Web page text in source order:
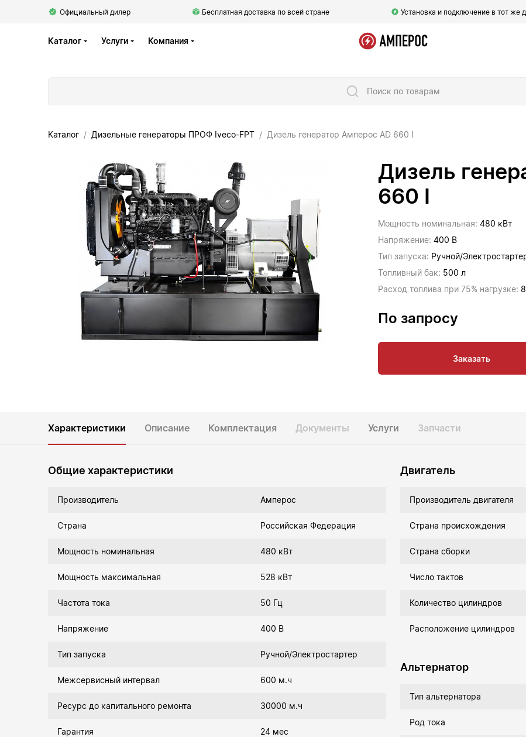
Официальный дилер Бесплатная доставка по всей стране Установка и подключение в тот же
Каталог Услуги Компания
Поиск по товарам
Каталог Дизельные генераторы ПРОФ Iveco-FPT Дизель генератор Амперос AD 660 I
Дизель
660 I
Мощность номинальная: 480 кВт
Напряжение: 400 В
Тип запуска: Ручной/
Топливный бак: 500 л
Расход топлива при 75% нагрузке:
По запросу
Заказать
Характеристики Описание Комплектация Документы Услуги Запчасти
Общие характеристики
Производитель Амперос
Страна Российская Федерация
Мощность номинальная 480 кВт
Мощность максимальная 528 кВт
Частота тока 50 Гц
Напряжение 400 В
Тип запуска Ручной/Электростартер
Межсервисный интервал 600 м.ч
Ресурс до капитального ремонта 30000 м.ч
Гарантия 24 мес
Двигатель
Производитель двигателя
Страна происхождения
Страна сборки
Число тактов
Количество цилиндров
Расположение цилиндров
Альтернатор
Тип альтернатора
Род тока